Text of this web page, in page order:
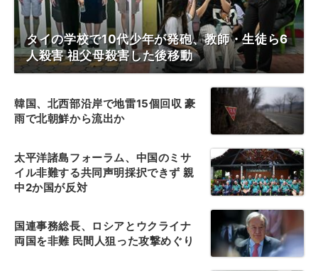
タイの学校で10代少年が発砲、教師・生徒ら6
人殺害 祖父母殺害した後移動
韓国、北西部沿岸で地雷15個回収 豪
雨で北朝鮮から流出か
太平洋諸島フォーラム、中国のミサ
イル非難する共同声明採択できず 親
中2か国が反対
国連事務総長、ロシアとウクライナ
両国を非難 民間人狙った攻撃めぐり